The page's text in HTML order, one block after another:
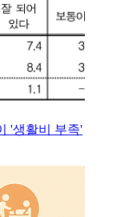
'생활비 부족'